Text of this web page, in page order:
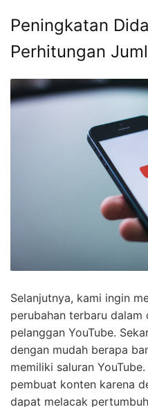
Peningkatan
Perhitungan
Selanjutnya, kami ingin
perubahan terbaru dalam
pelanggan YouTube.
dengan mudah berapa
memiliki saluran
pembuat konten karena
dapat melacak